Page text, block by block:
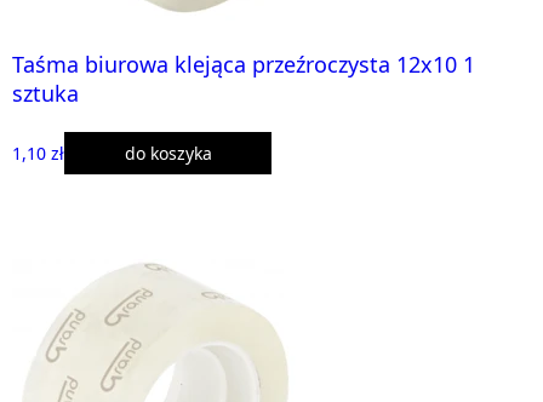
Taśma biurowa klejąca przeźroczysta 12x10 1
sztuka
1,10 zł do koszyka